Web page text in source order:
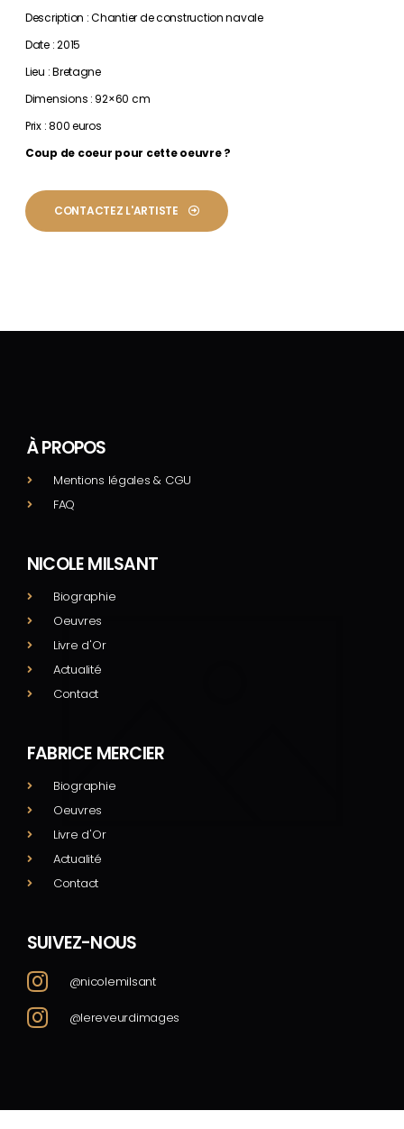
Description : Chantier de construction navale
Date : 2015
Lieu : Bretagne
Dimensions : 92×60 cm
Prix : 800 euros
Coup de coeur pour cette oeuvre ?
CONTACTEZ L'ARTISTE
À PROPOS
Mentions légales & CGU
FAQ
NICOLE MILSANT
Biographie
Oeuvres
Livre d'Or
Actualité
Contact
FABRICE MERCIER
Biographie
Oeuvres
Livre d'Or
Actualité
Contact
SUIVEZ-NOUS
@nicolemilsant
@lereveurdimages